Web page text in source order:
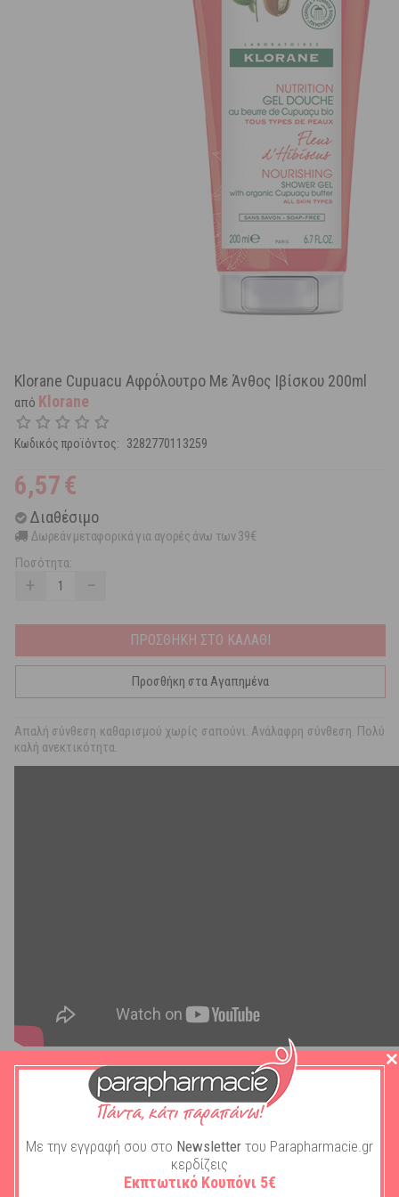
Klorane Cupuacu Αφρόλουτρο Με Άνθος Ιβίσκου 200ml
από Klorane
Κωδικός προϊόντος: 3282770113259
6,57€
Διαθέσιμο
Δωρεάν μεταφορικά για αγορές άνω των 39€
Ποσότητα:
+ −
ΠΡΟΣΘΗΚΗ ΣΤΟ ΚΑΛΑΘΙ
Προσθήκη στα Αγαπημένα
Απαλή σύνθεση καθαρισμού χωρίς σαπούνι. Ανάλαφρη σύνθεση. Πολύ
καλή ανεκτικότητα.
Με την εγγραφή σου στο Newsletter του Parapharmacie.gr
κερδίζεις
Εκπτωτικό Κουπόνι 5€